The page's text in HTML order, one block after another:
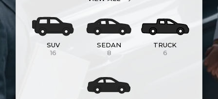
SUV
16
SEDAN
8
TRUCK
6